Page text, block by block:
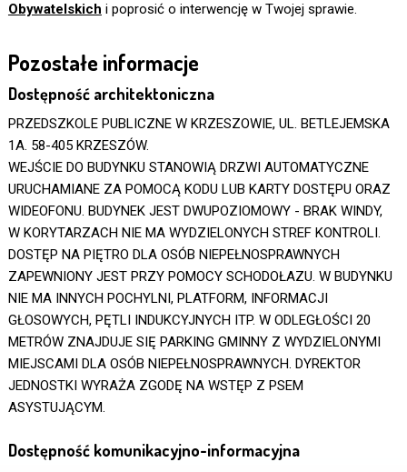
Obywatelskich i poprosić o interwencję w Twojej sprawie.
Pozostałe informacje
Dostępność architektoniczna
PRZEDSZKOLE PUBLICZNE W KRZESZOWIE, UL. BETLEJEMSKA
1A. 58-405 KRZESZÓW.
WEJŚCIE DO BUDYNKU STANOWIĄ DRZWI AUTOMATYCZNE
URUCHAMIANE ZA POMOCĄ KODU LUB KARTY DOSTĘPU ORAZ
WIDEOFONU. BUDYNEK JEST DWUPOZIOMOWY - BRAK WINDY,
W KORYTARZACH NIE MA WYDZIELONYCH STREF KONTROLI.
DOSTĘP NA PIĘTRO DLA OSÓB NIEPEŁNOSPRAWNYCH
ZAPEWNIONY JEST PRZY POMOCY SCHODOŁAZU. W BUDYNKU
NIE MA INNYCH POCHYLNI, PLATFORM, INFORMACJI
GŁOSOWYCH, PĘTLI INDUKCYJNYCH ITP. W ODLEGŁOŚCI 20
METRÓW ZNAJDUJE SIĘ PARKING GMINNY Z WYDZIELONYMI
MIEJSCAMI DLA OSÓB NIEPEŁNOSPRAWNYCH. DYREKTOR
JEDNOSTKI WYRAŻA ZGODĘ NA WSTĘP Z PSEM
ASYSTUJĄCYM.
Dostępność komunikacyjno-informacyjna